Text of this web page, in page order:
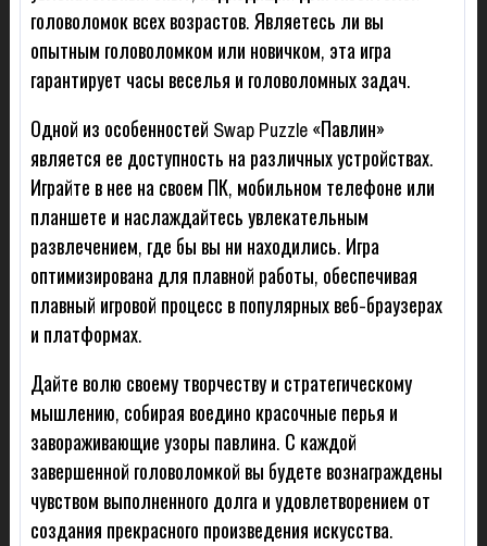
головоломок всех возрастов. Являетесь ли вы
опытным головоломком или новичком, эта игра
гарантирует часы веселья и головоломных задач.
Одной из особенностей Swap Puzzle «Павлин»
является ее доступность на различных устройствах.
Играйте в нее на своем ПК, мобильном телефоне или
планшете и наслаждайтесь увлекательным
развлечением, где бы вы ни находились. Игра
оптимизирована для плавной работы, обеспечивая
плавный игровой процесс в популярных веб-браузерах
и платформах.
Дайте волю своему творчеству и стратегическому
мышлению, собирая воедино красочные перья и
завораживающие узоры павлина. С каждой
завершенной головоломкой вы будете вознаграждены
чувством выполненного долга и удовлетворением от
создания прекрасного произведения искусства.